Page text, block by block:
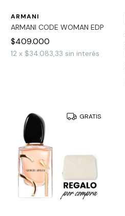
ARMANI
ARMANI CODE WOMAN EDP
$409.000
12 x $34.083,33 sin interés
GRATIS